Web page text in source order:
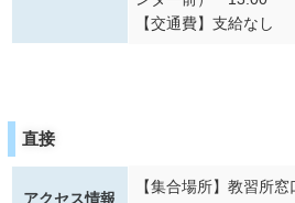
【交通費】支給なし
直接
アクセス情報
【集合場所】教習所